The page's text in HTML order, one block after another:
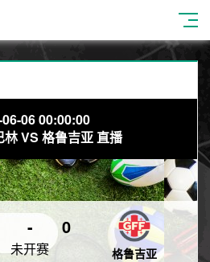
06 00:00:00
林 VS 格鲁吉亚 直播
- 0
格鲁吉亚
未开赛